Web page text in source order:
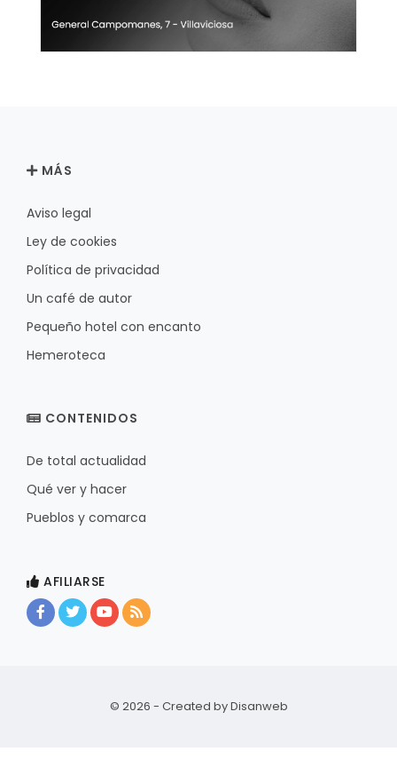
MÁS
Aviso legal
Ley de cookies
Política de privacidad
Un café de autor
Pequeño hotel con encanto
Hemeroteca
CONTENIDOS
De total actualidad
Qué ver y hacer
Pueblos y comarca
AFILIARSE
© 2026 - Created byDisanweb